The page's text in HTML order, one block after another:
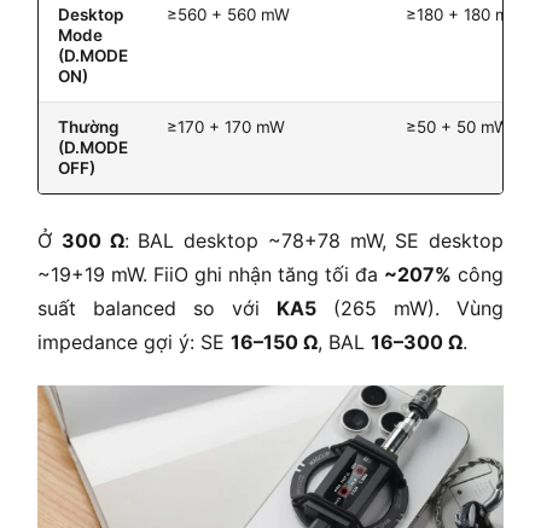
Desktop
Mode
(D.MODE
ON)
≥560 + 560 mW ≥180 + 180 mW
Thường
(D.MODE
OFF)
≥170 + 170 mW ≥50 + 50 mW
Ở 300 Ω: BAL desktop ~78+78 mW, SE desktop
~19+19 mW. FiiO ghi nhận tăng tối đa ~207% công
suất balanced so với KA5 (265 mW). Vùng
impedance gợi ý: SE 16–150 Ω, BAL 16–300 Ω.